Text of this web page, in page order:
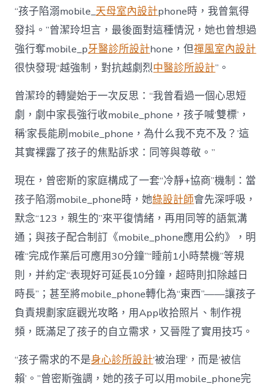
“孩子陷溺mobile_天母室內設計phone時，我曾氣得
發抖。”曾潔玲坦言，最後面對這種情況，她也曾想過
強行奪mobile_p牙醫診所設計hone，但禪風室內設計
很快發現“越強制，對抗越劇烈中醫診所設計”。
曾潔玲的轉變始于一次反思：“我曾看過一個心思短
劇，劇中家長強行收mobile_phone，孩子喊‘雙標’，
稱‘家長能刷mobile_phone，為什么我不克不及？’這
其實裸露了孩子的焦點訴求：同等與尊敬。”
現在，曾密斯的家庭構成了一套“冷靜+協商”機制：當
孩子陷溺mobile_phone時，她綠設計師會先深呼吸，
默念“123，親生的”來平復情緒，再用同等的語氣溝
通；與孩子配合制訂《mobile_phone應用公約》，明
確“完成作業后可應用30分鐘”“睡前1小時禁機”等規
則，并約定“表現好可延長10分鐘，超時則扣除越日
時長”；甚至將mobile_phone轉化為“東西”——讓孩子
負責規劃家庭觀光攻略，用App收拾照片、制作視
頻，既滿足了孩子的自立需求，又晉陞了實用技巧。
“孩子需求的不是身心診所設計‘被治理’，而是‘被信
賴’。”曾密斯強調，她的孩子可以用mobile_phone完